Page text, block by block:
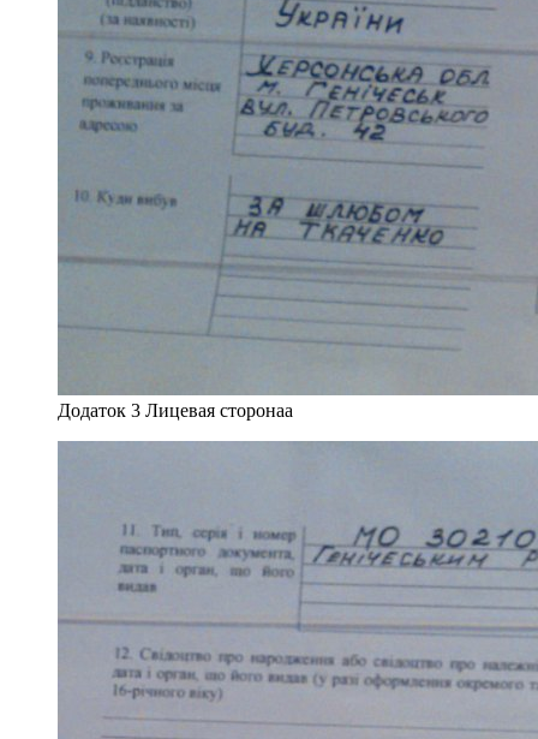
Додаток 3 Лицевая сторонаа